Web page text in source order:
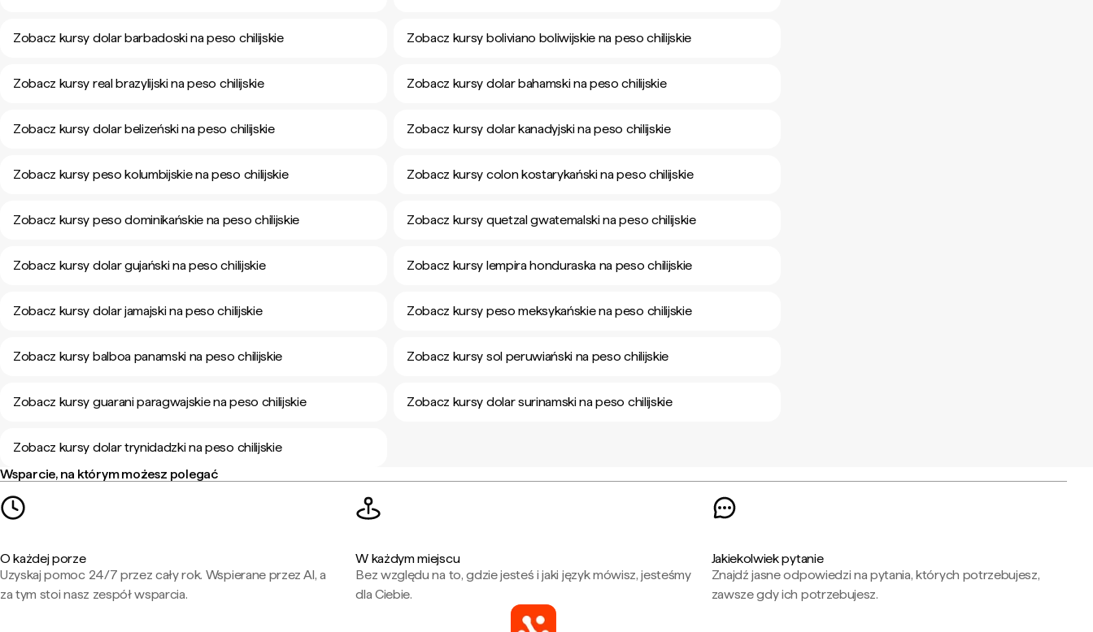
Zobacz kursy dolar barbadoski na peso chilijskie Zobacz kursy boliviano boliwijskie na peso chilijskie
Zobacz kursy real brazylijski na peso chilijskie Zobacz kursy dolar bahamski na peso chilijskie
Zobacz kursy dolar belizeński na peso chilijskie Zobacz kursy dolar kanadyjski na peso chilijskie
Zobacz kursy peso kolumbijskie na peso chilijskie Zobacz kursy colon kostarykański na peso chilijskie
Zobacz kursy peso dominikańskie na peso chilijskie Zobacz kursy quetzal gwatemalski na peso chilijskie
Zobacz kursy dolar gujański na peso chilijskie Zobacz kursy lempira honduraska na peso chilijskie
Zobacz kursy dolar jamajski na peso chilijskie Zobacz kursy peso meksykańskie na peso chilijskie
Zobacz kursy balboa panamski na peso chilijskie Zobacz kursy sol peruwiański na peso chilijskie
Zobacz kursy guarani paragwajskie na peso chilijskie Zobacz kursy dolar surinamski na peso chilijskie
Zobacz kursy dolar trynidadzki na peso chilijskie
Wsparcie, na którym możesz polegać
O każdej porze
Uzyskaj pomoc 24/7 przez cały rok. Wspierane przez AI, a
za tym stoi nasz zespół wsparcia.
W każdym miejscu
Bez względu na to, gdzie jesteś i jaki język mówisz, jesteśmy
dla Ciebie.
Jakiekolwiek pytanie
Znajdź jasne odpowiedzi na pytania, których potrzebujesz,
zawsze gdy ich potrzebujesz.